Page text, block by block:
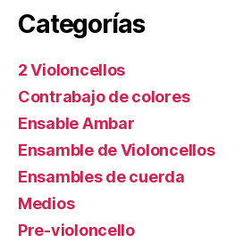
Categorías
2 Violoncellos
Contrabajo de colores
Ensable Ambar
Ensamble de Violoncellos
Ensambles de cuerda
Medios
Pre-violoncello